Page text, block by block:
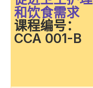
和饮食需求
课程编号：
CCA 001-B